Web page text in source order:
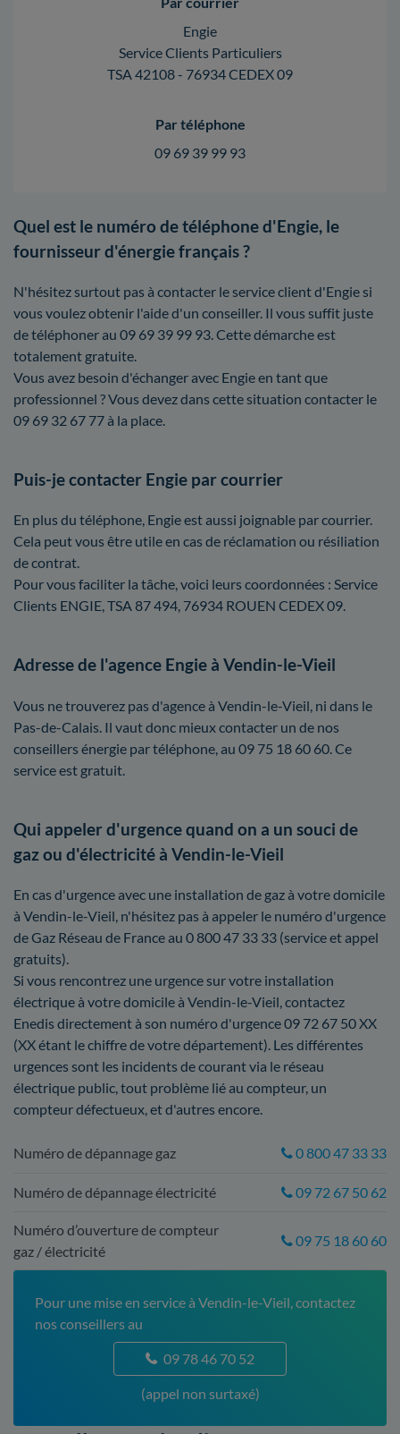
Engie
Service Clients Particuliers
TSA 42108 - 76934 CEDEX 09
Par téléphone
09 69 39 99 93
Quel est le numéro de téléphone d'Engie, le
fournisseur d'énergie français ?
N'hésitez surtout pas à contacter le service client d'Engie si
vous voulez obtenir l'aide d'un conseiller. Il vous suffit juste
de téléphoner au 09 69 39 99 93. Cette démarche est
totalement gratuite.
Vous avez besoin d'échanger avec Engie en tant que
professionnel ? Vous devez dans cette situation contacter le
09 69 32 67 77 à la place.
Puis-je contacter Engie par courrier
En plus du téléphone, Engie est aussi joignable par courrier.
Cela peut vous être utile en cas de réclamation ou résiliation
de contrat.
Pour vous faciliter la tâche, voici leurs coordonnées : Service
Clients ENGIE, TSA 87 494, 76934 ROUEN CEDEX 09.
Adresse de l'agence Engie à Vendin-le-Vieil
Vous ne trouverez pas d'agence à Vendin-le-Vieil, ni dans le
Pas-de-Calais. Il vaut donc mieux contacter un de nos
conseillers énergie par téléphone, au 09 75 18 60 60. Ce
service est gratuit.
Qui appeler d'urgence quand on a un souci de
gaz ou d'électricité à Vendin-le-Vieil
En cas d'urgence avec une installation de gaz à votre domicile
à Vendin-le-Vieil, n'hésitez pas à appeler le numéro d'urgence
de Gaz Réseau de France au 0 800 47 33 33 (service et appel
gratuits).
Si vous rencontrez une urgence sur votre installation
électrique à votre domicile à Vendin-le-Vieil, contactez
Enedis directement à son numéro d'urgence 09 72 67 50 XX
(XX étant le chiffre de votre département). Les différentes
urgences sont les incidents de courant via le réseau
électrique public, tout problème lié au compteur, un
compteur défectueux, et d'autres encore.
Numéro de dépannage gaz 0 800 47 33 33
Numéro de dépannage électricité 09 72 67 50 62
Numéro d’ouverture de compteur
gaz / électricité
09 75 18 60 60
Pour une mise en service à Vendin-le-Vieil, contactez
nos conseillers au
09 78 46 70 52
(appel non surtaxé)